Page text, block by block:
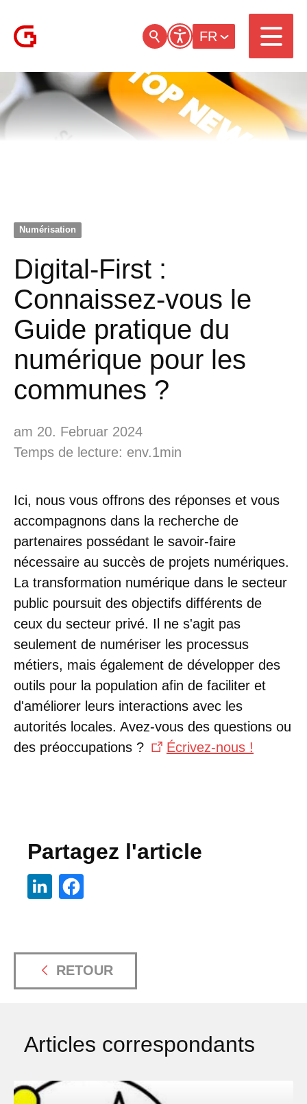
FR
Numérisation
Digital-First :
Connaissez-vous le
Guide pratique du
numérique pour les
communes ?
am 20. Februar 2024
Temps de lecture: env.1min
Ici, nous vous offrons des réponses et vous
accompagnons dans la recherche de
partenaires possédant le savoir-faire
nécessaire au succès de projets numériques.
La transformation numérique dans le secteur
public poursuit des objectifs différents de
ceux du secteur privé. Il ne s'agit pas
seulement de numériser les processus
métiers, mais également de développer des
outils pour la population afin de faciliter et
d'améliorer leurs interactions avec les
autorités locales. Avez-vous des questions ou
des préoccupations ?
Écrivez-nous !
Partagez l'article
RETOUR
Articles correspondants